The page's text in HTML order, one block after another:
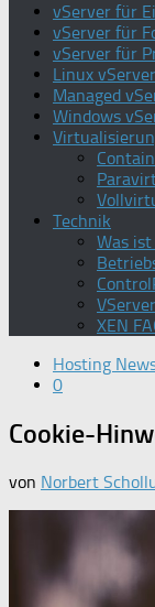
vServer für
vServer für
vServer für
Linux
Managed
Windows
Technik
Was
XEN
Hosting
0
Cookie-
von Norbert